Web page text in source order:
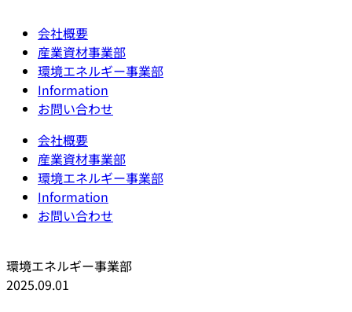
会社概要
産業資材事業部
環境エネルギー事業部
Information
お問い合わせ
会社概要
産業資材事業部
環境エネルギー事業部
Information
お問い合わせ
環境エネルギー事業部
2025.09.01